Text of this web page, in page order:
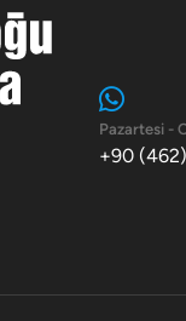
Pazartesi -
+90